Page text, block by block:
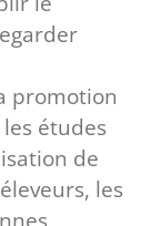
promotion
études
de
les